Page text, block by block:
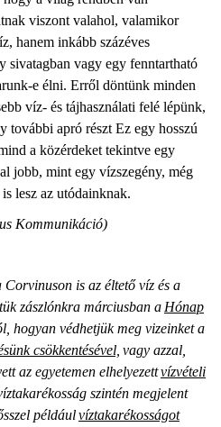
viszont valahol, valamikor
hanem inkább százéves
sivatagban vagy egy fenntartható
e élni. Erről döntünk minden
víz- és tájhasználati felé lépünk,
további apró részt Ez egy hosszú
a közérdeket tekintve egy
jobb, mint egy vízszegény, még
lesz az utódainknak.
Kommunikáció)
is az éltető víz és a
zászlónkra márciusban a Hónap
hogyan védhetjük meg vizeinket a
csökkentésével, vagy azzal,
az egyetemen elhelyezettvízvételi
szintén megjelent
példáulvíztakarékosságot